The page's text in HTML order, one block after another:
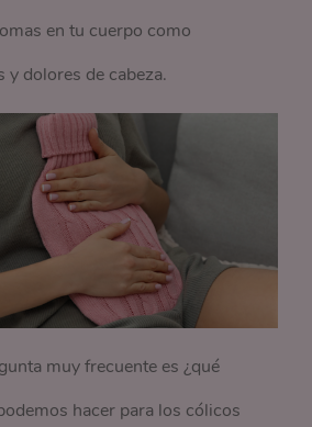
en tu cuerpo como
y dolores de cabeza.
muy frecuente es ¿qué
hacer para los cólicos